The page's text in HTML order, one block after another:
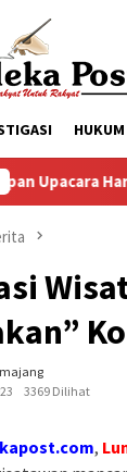
HUKUM
Proklamasi
3369 Dilihat
,